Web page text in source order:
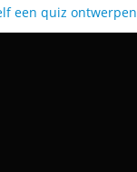
een quiz ontwerpen